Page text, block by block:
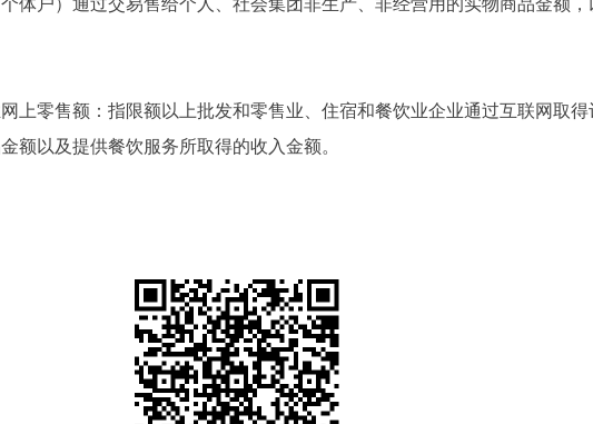
上零售额：指限额以上批发和零售业、住宿和餐饮业企业通过互联网取得
额以及提供餐饮服务所取得的收入金额。